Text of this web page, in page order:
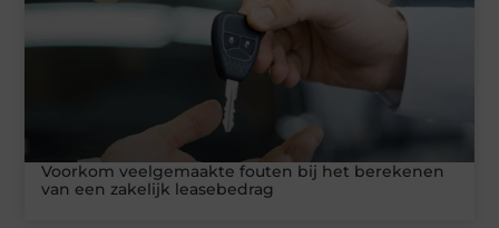
Voorkom veelgemaakte fouten bij het berekenen
van een zakelijk leasebedrag